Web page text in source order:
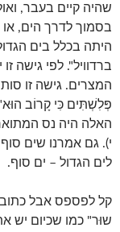
שהיה קיים בעבר,
בסמוך לדרך הים, או
היתה בכלל בים
ברדוויל". לפי גישה
המצרים. גישה זו
פְּלִשְׁתִּים כִּי קָרוֹב
האלה היה נס
י). גם אמרנו שים
לים הגדול – ים סוף.
קל לפספס אבל כתוב
שוּר" כמו שכיום יש